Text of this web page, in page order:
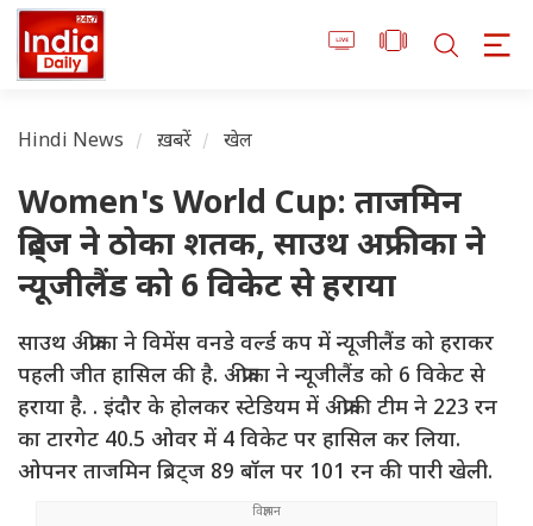
Hindi News ख़बरें खेल
Women's World Cup: ताजमिन
ब्रिट्ज ने ठोका शतक, साउथ अफ्रीका ने
न्यूजीलैंड को 6 विकेट से हराया
साउथ अफ्रीका ने विमेंस वनडे वर्ल्ड कप में न्यूजीलैंड को हराकर
पहली जीत हासिल की है. अफ्रीका ने न्यूजीलैंड को 6 विकेट से
हराया है. . इंदौर के होलकर स्टेडियम में अफ्रीकी टीम ने 223 रन
का टारगेट 40.5 ओवर में 4 विकेट पर हासिल कर लिया.
ओपनर ताजमिन ब्रिट्ज 89 बॉल पर 101 रन की पारी खेली.